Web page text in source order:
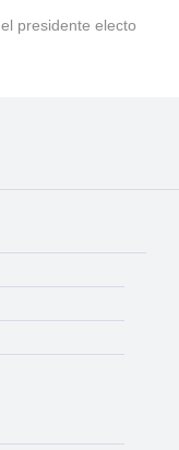
presidente electo